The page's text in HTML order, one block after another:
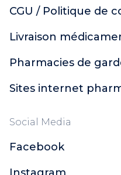
CGU / Politique de
Livraison
Pharmacies de
Sites internet
Social Media
Facebook